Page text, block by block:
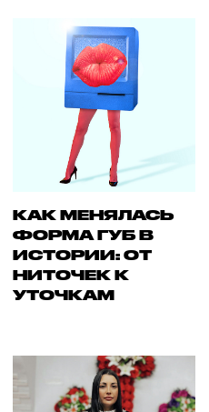
КАК МЕНЯЛАСЬ
ФОРМА ГУБ В
ИСТОРИИ: ОТ
НИТОЧЕК К
УТОЧКАМ